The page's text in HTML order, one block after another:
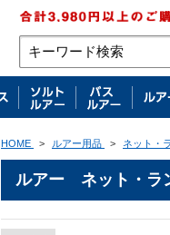
HOME > ルアー用品 > ネット・
ルアー ネット・ラ